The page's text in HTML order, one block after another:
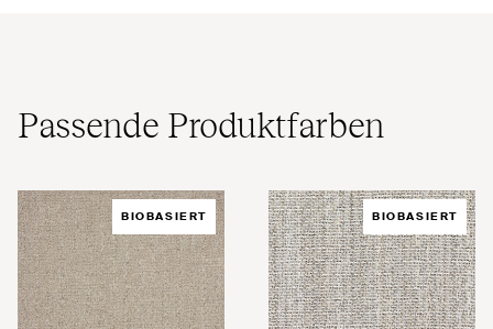
Passende Produktfarben
BIOBASIERT BIOBASIERT